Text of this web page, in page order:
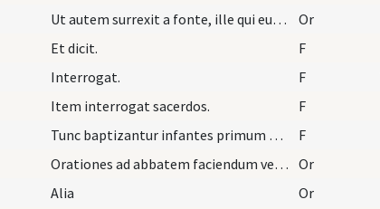
Ut autem surrexit a fonte, ille qui eum suscipit… Or
Et dicit. F
Interrogat. F
Item interrogat sacerdos. F
Tunc baptizantur infantes primum masculi, deinde… F
Orationes ad abbatem faciendum vel abbatissam Or
Alia Or